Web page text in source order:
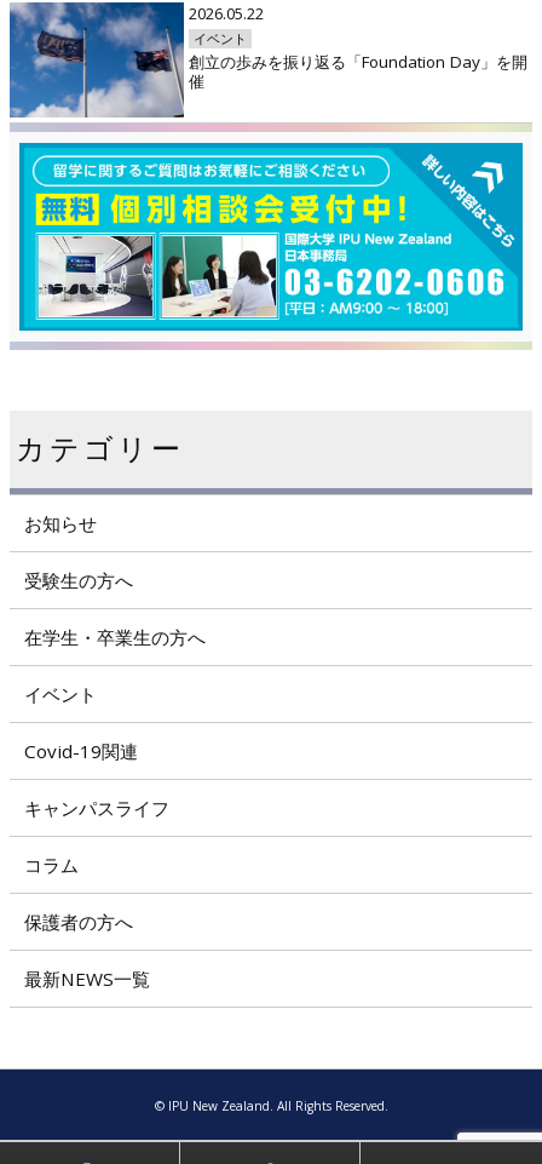
2026.05.22
イベント
創立の歩みを振り返る「Foundation Day」を開
催
カテゴリー
お知らせ
受験生の方へ
在学生・卒業生の方へ
イベント
Covid-19関連
キャンパスライフ
コラム
保護者の方へ
最新NEWS一覧
© IPU New Zealand. All Rights Reserved.